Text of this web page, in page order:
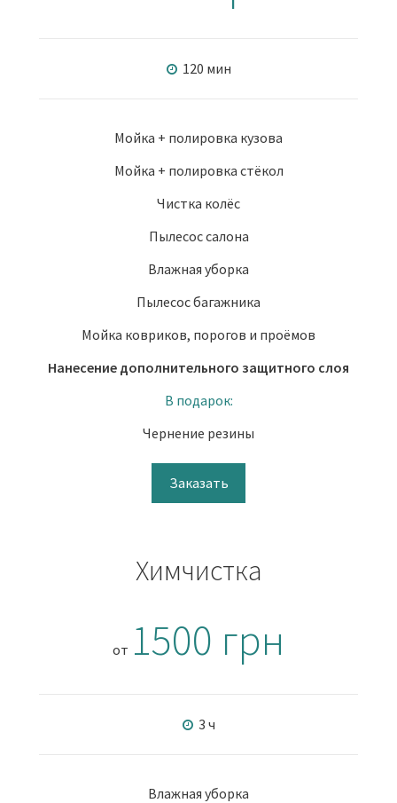
120 мин
Мойка + полировка кузова
Мойка + полировка стёкол
Чистка колёс
Пылесос салона
Влажная уборка
Пылесос багажника
Мойка ковриков, порогов и проёмов
Нанесение дополнительного защитного слоя
В подарок:
Чернение резины
Заказать
Химчистка
от 1500 грн
3 ч
Влажная уборка